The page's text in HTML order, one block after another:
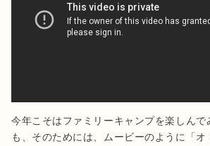
今年こそはファミリーキャンプを楽しんで
も、そのためには、ムービーのように「オ